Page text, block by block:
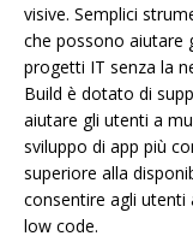
visive. Semplici
che possono aiutare
progetti IT senza la
Build è dotato di
aiutare gli utenti a
sviluppo di app più
superiore alla
consentire agli utenti
low code.